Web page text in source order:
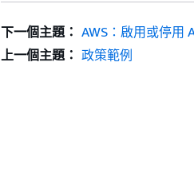
下一個主題： AWS：啟用或停用
上一個主題： 政策範例